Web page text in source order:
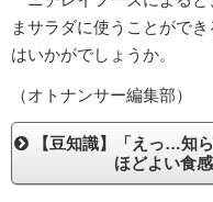
まサラダに使うことがで
はいかがでしょうか。
（オトナンサー編集部）
【豆知識】「えっ…知
ほどよい食